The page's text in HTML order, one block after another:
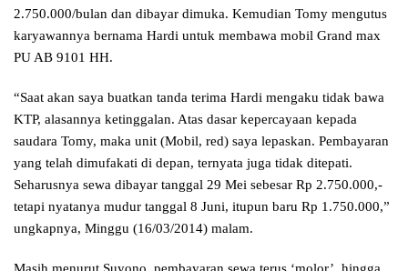
2.750.000/bulan dan dibayar dimuka. Kemudian Tomy mengutus
karyawannya bernama Hardi untuk membawa mobil Grand max
PU AB 9101 HH.
“Saat akan saya buatkan tanda terima Hardi mengaku tidak bawa
KTP, alasannya ketinggalan. Atas dasar kepercayaan kepada
saudara Tomy, maka unit (Mobil, red) saya lepaskan. Pembayaran
yang telah dimufakati di depan, ternyata juga tidak ditepati.
Seharusnya sewa dibayar tanggal 29 Mei sebesar Rp 2.750.000,-
tetapi nyatanya mudur tanggal 8 Juni, itupun baru Rp 1.750.000,”
ungkapnya, Minggu (16/03/2014) malam.
Masih menurut Suyono, pembayaran sewa terus ‘molor’, hingga